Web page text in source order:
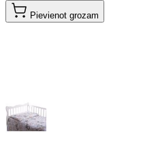
Pievienot grozam